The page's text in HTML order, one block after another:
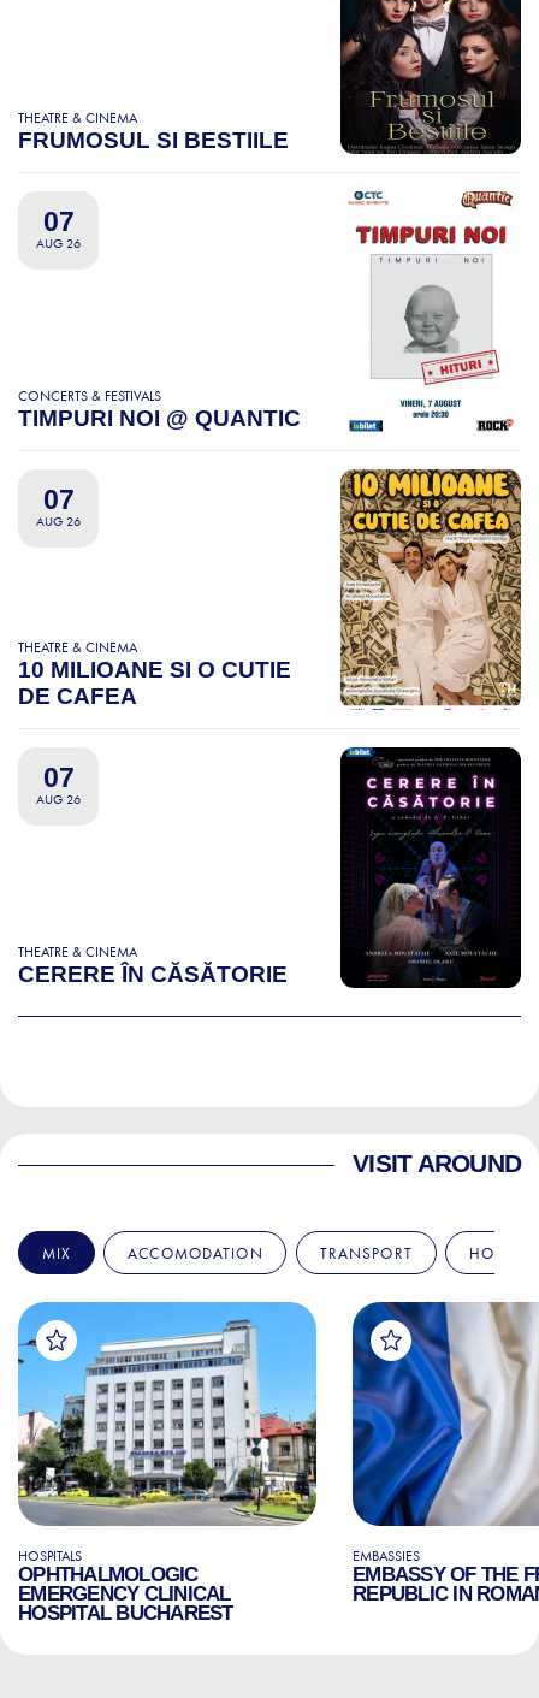
THEATRE & CINEMA
FRUMOSUL SI BESTIILE
07
AUG 26
CONCERTS & FESTIVALS
TIMPURI NOI @ QUANTIC
07
AUG 26
THEATRE & CINEMA
10 MILIOANE SI O CUTIE
DE CAFEA
07
AUG 26
THEATRE & CINEMA
CERERE ÎN CĂSĂTORIE
VISIT AROUND
MIX ACCOMODATION TRANSPORT
HOSPITALS
OPHTHALMOLOGIC
EMERGENCY CLINICAL
HOSPITAL BUCHAREST
EMBASSIES
EMBASSY OF THE
REPUBLIC IN